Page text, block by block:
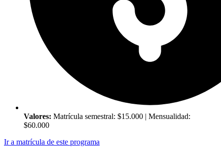
Valores: Matrícula semestral: $15.000 | Mensualidad:
$60.000
Ir a matrícula de este programa